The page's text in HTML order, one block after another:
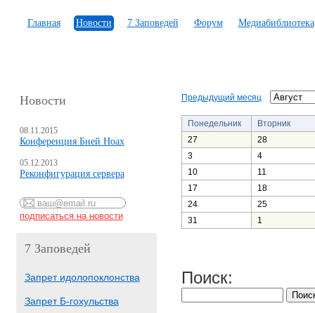
Главная Новости 7 Заповедей Форум Медиабиблиотека
Новости
08.11.2015
Конференция Бней Ноах
05.12.2013
Реконфигурация сервера
7 Заповедей
Запрет идолопоклонства
Запрет Б-гохульства
Предыдущий месяц
Понедельник
Вторник
27
28
3
4
10
11
17
18
24
25
31
1
Поиск: